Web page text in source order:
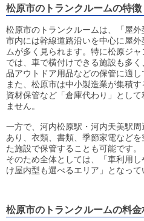
松原市のトランクルームの特徴
松原市のトランクルームは、「屋外
市内には幹線道路沿いを中心に屋
ムが多く見られます。特に松原ジ
では、車で横付けできる施設も多
品アウトドア用品などの保管に適し
また、松原市は中小製造業が集積
資材保管など「倉庫代わり」とし
ません。
一方で、河内松原駅・河内天美駅
あり、衣類、書類、季節家電など
た施設で保管することも可能です。
そのため全体としては、「車利用
け屋内型も選べるエリア」となって
松原市のトランクルームの料金